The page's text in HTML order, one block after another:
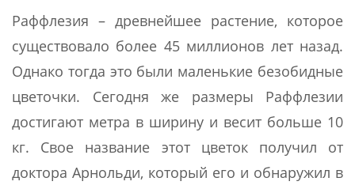
Раффлезия – древнейшее растение, которое
существовало более 45 миллионов лет назад.
Однако тогда это были маленькие безобидные
цветочки. Сегодня же размеры Раффлезии
достигают метра в ширину и весит больше 10
кг. Свое название этот цветок получил от
доктора Арнольди, который его и обнаружил в